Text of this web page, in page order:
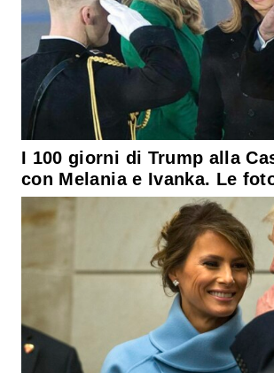
I 100 giorni di Trump alla
con Melania e Ivanka. Le